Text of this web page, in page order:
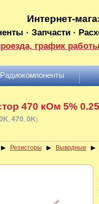
Интернет-
· Запчасти ·
график
470 кОм 5%
470 0K)
▶ Резисторы ▶ Выводные ▶